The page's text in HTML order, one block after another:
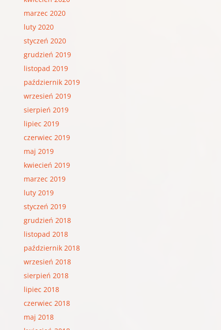
marzec 2020
luty 2020
styczeń 2020
grudzień 2019
listopad 2019
październik 2019
wrzesień 2019
sierpień 2019
lipiec 2019
czerwiec 2019
maj 2019
kwiecień 2019
marzec 2019
luty 2019
styczeń 2019
grudzień 2018
listopad 2018
październik 2018
wrzesień 2018
sierpień 2018
lipiec 2018
czerwiec 2018
maj 2018